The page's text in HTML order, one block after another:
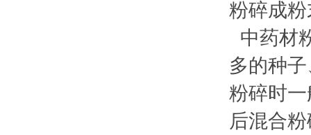
粉碎成
中药材
多的种
粉碎时
后混合